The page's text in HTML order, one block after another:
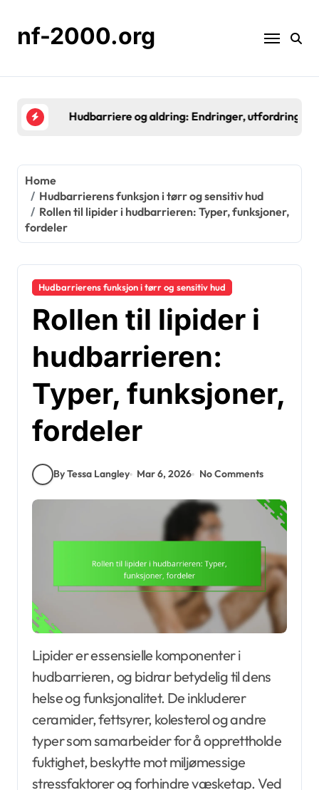
contentnf-2000.org
Hudbarriere og aldring: Endringer, utfordringer,
Home
Hudbarrierens funksjon i tørr og sensitiv hud
Rollen til lipider i hudbarrieren: Typer, funksjoner,
fordeler
Hudbarrierens funksjon i tørr og sensitiv hud
Rollen til lipider i
hudbarrieren:
Typer, funksjoner,
fordeler
By Tessa Langley Mar 6, 2026 No Comments
Lipider er essensielle komponenter i
hudbarrieren, og bidrar betydelig til dens
helse og funksjonalitet. De inkluderer
ceramider, fettsyrer, kolesterol og andre
typer som samarbeider for å opprettholde
fuktighet, beskytte mot miljømessige
stressfaktorer og forhindre væsketap. Ved